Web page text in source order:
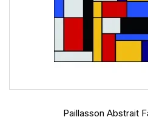
Paillasson Abstrait